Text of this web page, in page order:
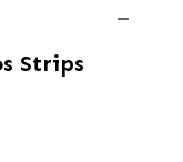
Strips